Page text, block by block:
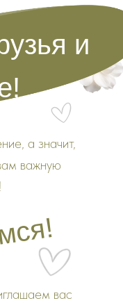
вас
а значит,
важную
и